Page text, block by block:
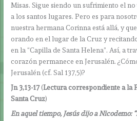
Misas. Sigue siendo un sufrimiento el
a los santos lugares. Pero es para
nuestra hermana Corinna está allá, y
orando en el lugar de la Cruz y
en la “Capilla de Santa Helena”. Así, a
corazón permanece en Jerusalén.
Jerusalén (cf. Sal 137,5)?
Jn 3,13-17(Lectura correspondiente a la
Santa Cruz)
En aquel tiempo, Jesús dijo a Nicodemo: